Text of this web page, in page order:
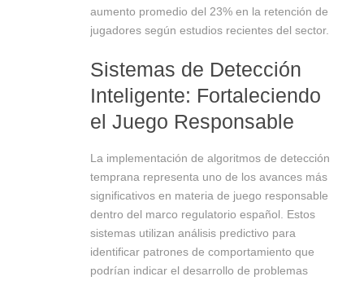
aumento promedio del 23% en la retención de
jugadores según estudios recientes del sector.
Sistemas de Detección
Inteligente: Fortaleciendo
el Juego Responsable
La implementación de algoritmos de detección
temprana representa uno de los avances más
significativos en materia de juego responsable
dentro del marco regulatorio español. Estos
sistemas utilizan análisis predictivo para
identificar patrones de comportamiento que
podrían indicar el desarrollo de problemas